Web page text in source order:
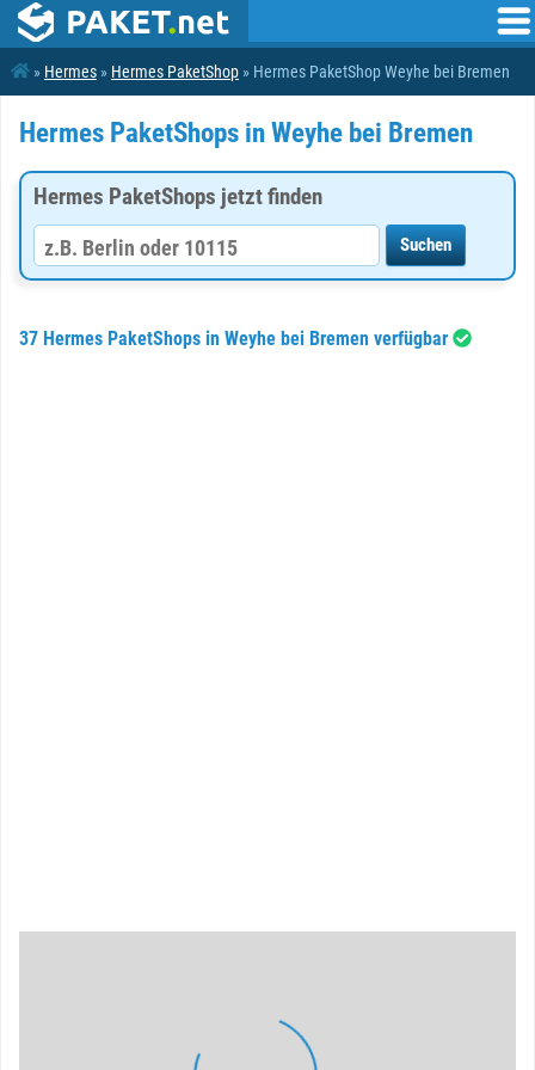
» Hermes » Hermes PaketShop » Hermes PaketShop Weyhe bei Bremen
Hermes PaketShops in Weyhe bei Bremen
Hermes PaketShops jetzt finden
37 Hermes PaketShops in Weyhe bei Bremen verfügbar